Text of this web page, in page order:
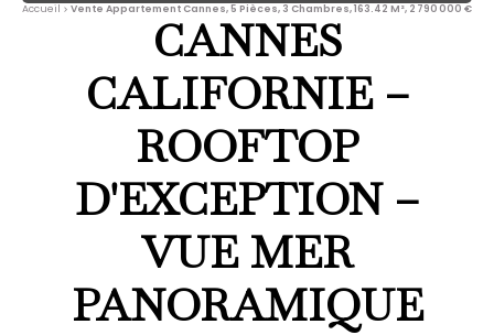
Accueil Vente Appartement Cannes, 5 Pièces, 3 Chambres, 163.42 M², 2 790 000 €
CANNES
CALIFORNIE –
ROOFTOP
D'EXCEPTION –
VUE MER
PANORAMIQUE